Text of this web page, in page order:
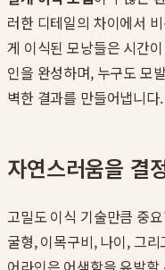
러한 디테일의 차이에서
게 이식된 모낭들은 시간
인을 완성하며, 누구도 모
벽한 결과를 만들어냅니다.
자연스러움을 결
고밀도 이식 기술만큼 중
굴형, 이목구비, 나이, 그